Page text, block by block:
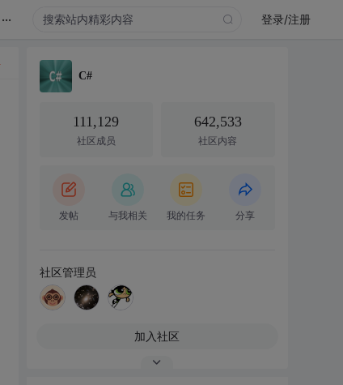
... 登录/注册
C#
111,129
社区成员
642,533
社区内容
发帖 与我相关 我的任务 分享
社区管理员
加入社区